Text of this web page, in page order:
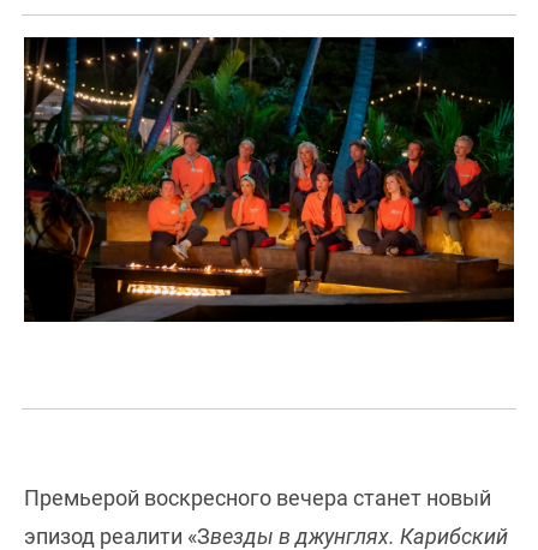
Премьерой воскресного вечера станет новый
эпизод реалити «Звезды в джунглях. Карибский